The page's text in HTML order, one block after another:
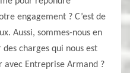
engagement ? C’est de
Aussi, sommes-nous en
charges qui nous est
avec Entreprise Armand ?